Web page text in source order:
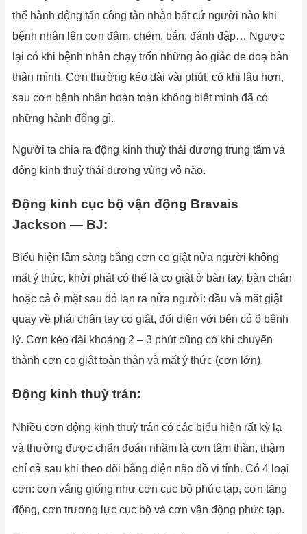
thể hành động tấn công tàn nhẫn bất cứ người nào khi
bệnh nhân lên cơn đâm, chém, bắn, đánh đập… Ngược
lại có khi bệnh nhân chạy trốn những ảo giác đe doạ bản
thân mình. Cơn thường kéo dài vài phút, có khi lâu hơn,
sau cơn bệnh nhân hoàn toàn không biết mình đã có
những hành động gì.
Người ta chia ra động kinh thuỳ thái dương trung tâm và
động kinh thuỳ thái dương vùng vỏ não.
Động kinh cục bộ vận động Bravais
Jackson — BJ:
Biểu hiện lâm sàng bằng cơn co giật nửa người không
mất ý thức, khởi phát có thể là co giật ở bàn tay, bàn chân
hoặc cả ở mặt sau đó lan ra nửa người: đầu và mắt giật
quay về phái chân tay co giật, đối diện với bên có ổ bệnh
lý. Cơn kéo dài khoảng 2 – 3 phút cũng có khi chuyển
thành cơn co giật toàn thân và mất ý thức (cơn lớn).
Động kinh thuỳ trán:
Nhiều cơn động kinh thuỳ trán có các biểu hiện rất kỳ lạ
và thường được chẩn đoán nhầm là cơn tâm thần, thậm
chí cả sau khi theo dõi bằng điện não đồ vi tính. Có 4 loại
cơn: cơn vắng giống như cơn cục bộ phức tạp, cơn tăng
động, cơn trương lực cục bộ và cơn vận động phức tạp.